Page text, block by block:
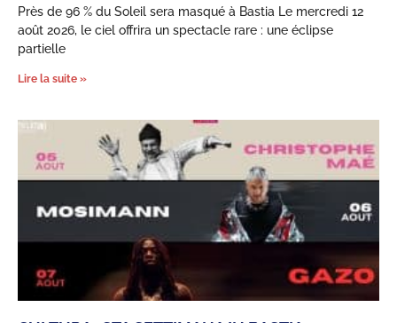
Près de 96 % du Soleil sera masqué à Bastia Le mercredi 12
août 2026, le ciel offrira un spectacle rare : une éclipse
partielle
Lire la suite »